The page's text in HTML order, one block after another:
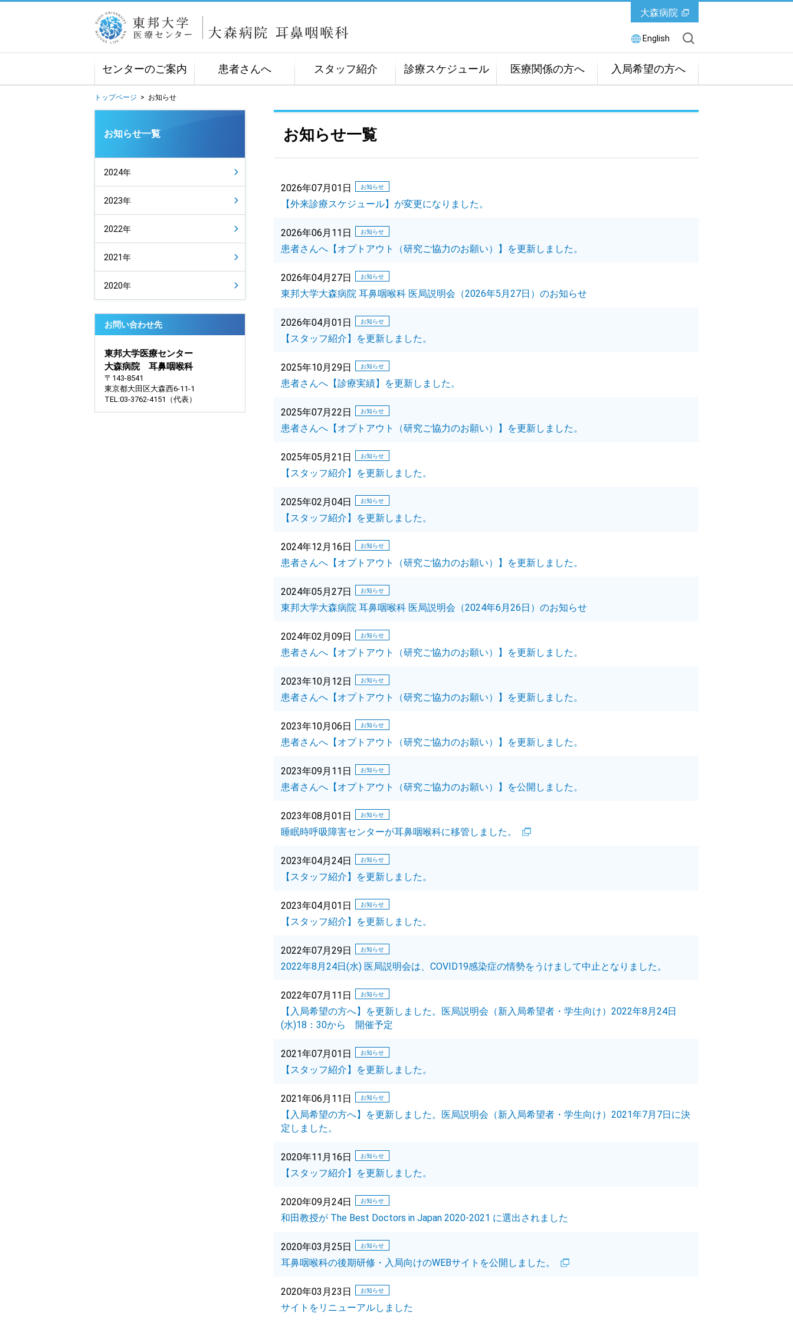
大森病院
English
センターのご案内 患者さんへ スタッフ紹介 診療スケジュール 医療関係の方へ 入局希望の方へ
トップページ > お知らせ
お知らせ一覧
2026年07月01日 お知らせ
【外来診療スケジュール】が変更になりました。
2026年06月11日 お知らせ
患者さんへ【オプトアウト（研究ご協力のお願い）】を更新しました。
2026年04月27日 お知らせ
東邦大学大森病院 耳鼻咽喉科 医局説明会（2026年5月27日）のお知らせ
2026年04月01日 お知らせ
【スタッフ紹介】を更新しました。
2025年10月29日 お知らせ
患者さんへ【診療実績】を更新しました。
2025年07月22日 お知らせ
患者さんへ【オプトアウト（研究ご協力のお願い）】を更新しました。
2025年05月21日 お知らせ
【スタッフ紹介】を更新しました。
2025年02月04日 お知らせ
【スタッフ紹介】を更新しました。
2024年12月16日 お知らせ
患者さんへ【オプトアウト（研究ご協力のお願い）】を更新しました。
2024年05月27日 お知らせ
東邦大学大森病院 耳鼻咽喉科 医局説明会（2024年6月26日）のお知らせ
2024年02月09日 お知らせ
患者さんへ【オプトアウト（研究ご協力のお願い）】を更新しました。
2023年10月12日 お知らせ
患者さんへ【オプトアウト（研究ご協力のお願い）】を更新しました。
2023年10月06日 お知らせ
患者さんへ【オプトアウト（研究ご協力のお願い）】を更新しました。
2023年09月11日 お知らせ
患者さんへ【オプトアウト（研究ご協力のお願い）】を公開しました。
2023年08月01日 お知らせ
睡眠時呼吸障害センターが耳鼻咽喉科に移管しました。
2023年04月24日 お知らせ
【スタッフ紹介】を更新しました。
2023年04月01日 お知らせ
【スタッフ紹介】を更新しました。
2022年07月29日 お知らせ
2022年8月24日(水) 医局説明会は、COVID19感染症の情勢をうけまして中止となりました。
2022年07月11日 お知らせ
【入局希望の方へ】を更新しました。医局説明会（新入局希望者・学生向け）2022年8月24日
(水)18：30から 開催予定
2021年07月01日 お知らせ
【スタッフ紹介】を更新しました。
2021年06月11日 お知らせ
【入局希望の方へ】を更新しました。医局説明会（新入局希望者・学生向け）2021年7月7日に決
定しました。
2020年11月16日 お知らせ
【スタッフ紹介】を更新しました。
2020年09月24日 お知らせ
和田教授が The Best Doctors in Japan 2020-2021 に選出されました
2020年03月25日 お知らせ
耳鼻咽喉科の後期研修・入局向けのWEBサイトを公開しました。
2020年03月23日 お知らせ
サイトをリニューアルしました
お知らせ一覧
2024年
2023年
2022年
2021年
2020年
お問い合わせ先
東邦大学医療センター
大森病院 耳鼻咽喉科
〒143-8541
東京都大田区大森西6-11-1
TEL:03-3762-4151（代表）